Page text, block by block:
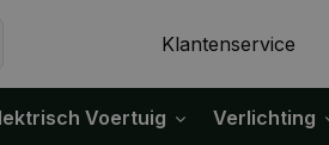
Klantenservice
Voertuig Verlichting